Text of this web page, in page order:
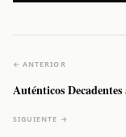
← ANTERIOR
Auténticos
SIGUIENTE →